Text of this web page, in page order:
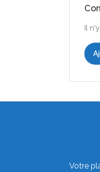
Il
Votre